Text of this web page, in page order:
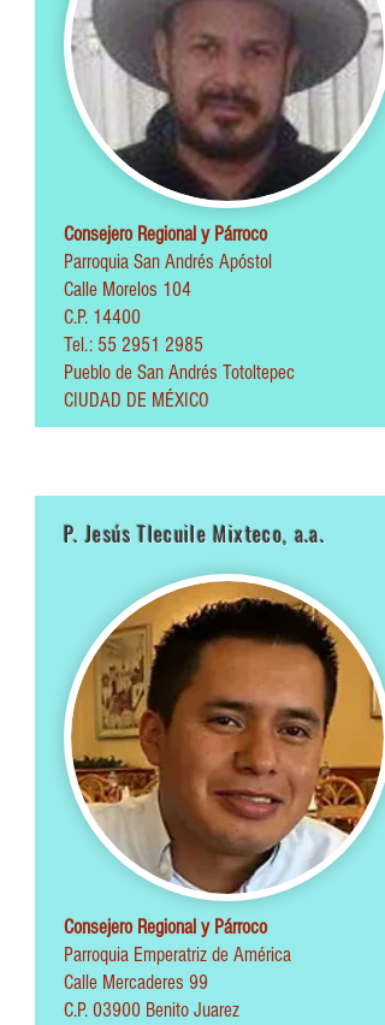
Consejero Regional y Párroco
Parroquia San Andrés Apóstol
Calle Morelos 104
C.P. 14400
Tel.: 55 2951 2985
Pueblo de San Andrés Totoltepec
CIUDAD DE MÉXICO
P. Jesús Tlecuile Mixteco, a.a.
Consejero Regional y Párroco
Parroquia Emperatriz de América
Calle Mercaderes 99
C.P. 03900 Benito Juarez